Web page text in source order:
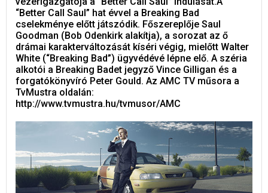
“Better Call Saul” hat évvel a Breaking Bad
cselekménye előtt játszódik. Főszereplője Saul
Goodman (Bob Odenkirk alakítja), a sorozat az ő
drámai karakterváltozását kíséri végig, mielőtt Walter
White (“Breaking Bad”) ügyvédévé lépne elő. A széria
alkotói a Breaking Badet jegyző Vince Gilligan és a
forgatókönyvíró Peter Gould. Az AMC TV műsora a
TvMustra oldalán:
http://www.tvmustra.hu/tvmusor/AMC